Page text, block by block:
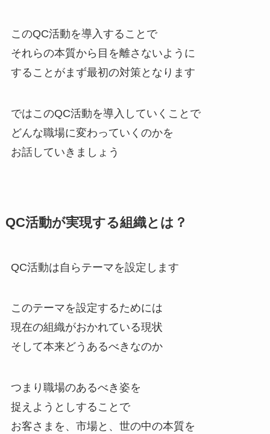
このQC活動を導入することで
それらの本質から目を離さないように
することがまず最初の対策となります
ではこのQC活動を導入していくことで
どんな職場に変わっていくのかを
お話していきましょう
QC活動が実現する組織とは？
QC活動は自らテーマを設定します
このテーマを設定するためには
現在の組織がおかれている現状
そして本来どうあるべきなのか
つまり職場のあるべき姿を
捉えようとしすることで
お客さまを、市場と、世の中の本質を